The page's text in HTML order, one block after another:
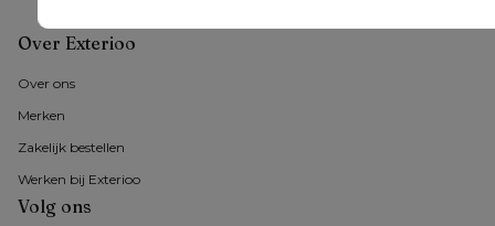
Over Exterioo
Over ons
Merken
Zakelijk bestellen
Werken bij Exterioo
Volg ons